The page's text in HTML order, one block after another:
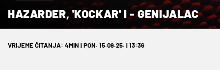
HAZARDER, 'KOCKAR' I - GENIJALAC
VRIJEME ČITANJA: 4MIN | PON. 15.09.25. | 13:36